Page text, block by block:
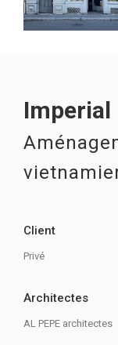
Imperial
Client
Privé
Architectes
AL PEPE architectes